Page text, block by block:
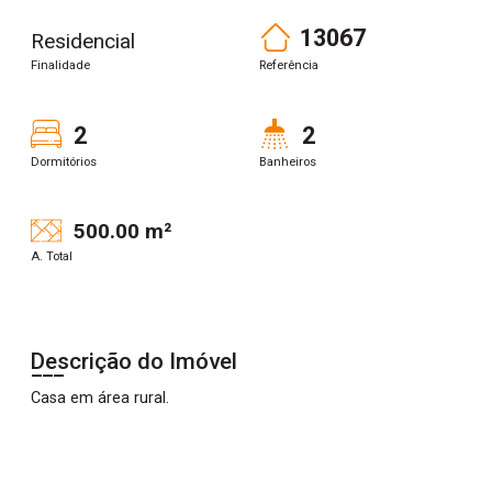
Residencial
Finalidade
13067
Referência
2
Dormitórios
2
Banheiros
500.00 m²
A. Total
Descrição do Imóvel
Casa em área rural.